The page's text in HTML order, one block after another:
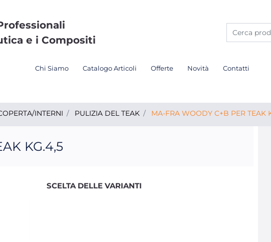
e i Compositi
Chi Siamo Catalogo Articoli Offerte Novità Contatti
INTERNI PULIZIA DEL TEAK MA-FRA WOODY C+B PER TEAK
KG.4,5
SCELTA DELLE VARIANTI